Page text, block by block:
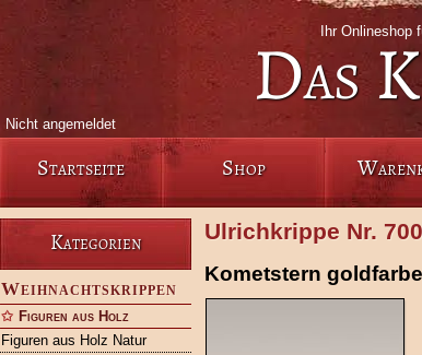
Ihr Onlineshop
Das
Nicht angemeldet
Startseite Shop
Kategorien
Weihnachtskrippen
Figuren aus Holz
Figuren aus Holz Natur
Ulrichkrippe Nr.
Kometstern